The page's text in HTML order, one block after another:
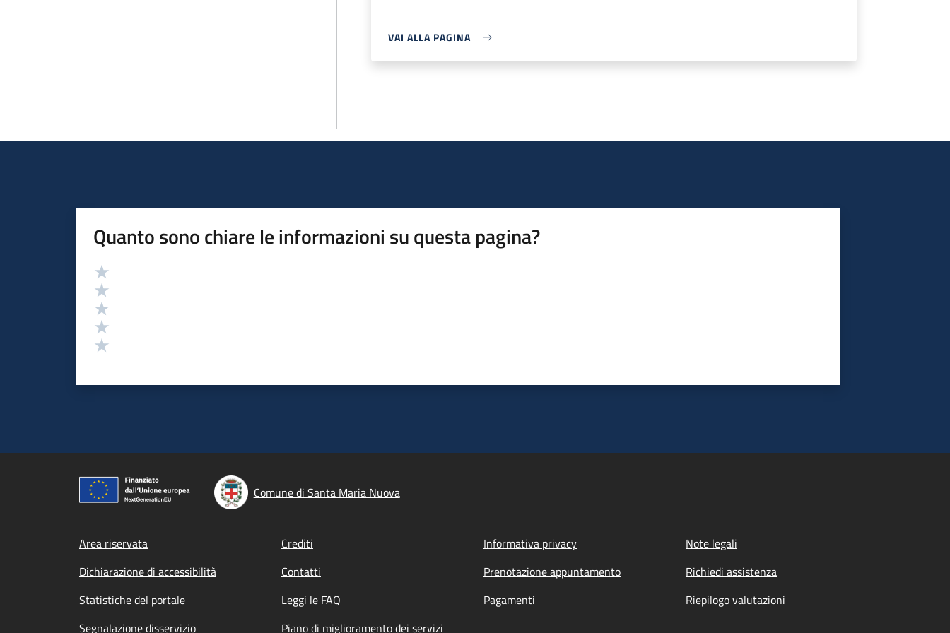
VAI ALLA PAGINA
Quanto sono chiare le informazioni su questa pagina?
Valutazione
Comune di Santa Maria Nuova
Footer menu
Area riservata Crediti Informativa privacy
Note legali
Dichiarazione di accessibilità
Contatti Prenotazione appuntamento
Richiedi assistenza
Statistiche del portale
Leggi le FAQ Pagamenti
Riepilogo valutazioni
Segnalazione disservizio
Piano di miglioramento dei servizi